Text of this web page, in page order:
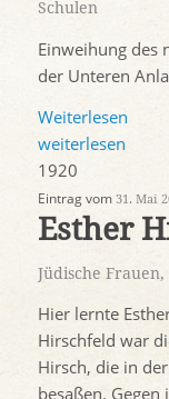
Schulen
Einweihung des
der Unteren
Weiterlesen
weiterlesen
1920
Eintrag vom 31. Mai
Esther
Jüdische Frauen,
Hier lernte
Hirschfeld war
Hirsch, die in
besaßen.